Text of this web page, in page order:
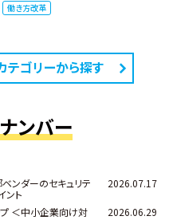
働き方改革
テゴリーから探す
ンバー
ンダーのセキュリテ
ント
2026.07.17
＜中小企業向け対
2026.06.29